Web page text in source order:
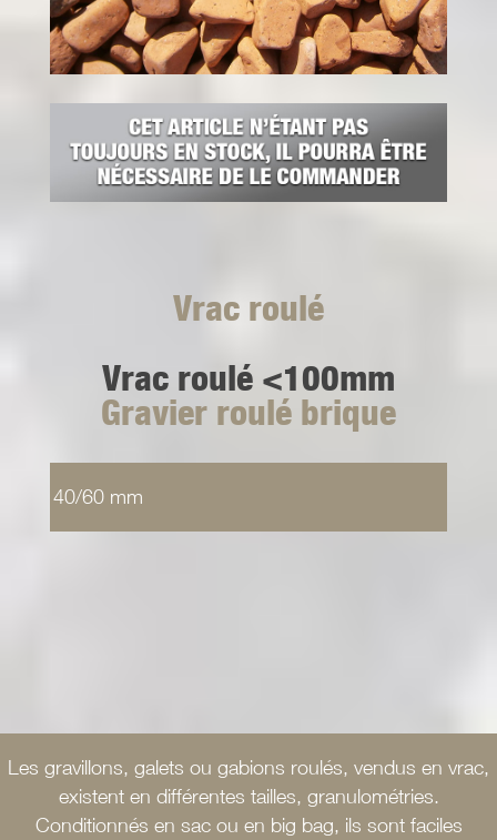
Vrac roulé
Vrac roulé <100mm
Gravier roulé brique
40/60 mm
Les gravillons, galets ou gabions roulés, vendus en vrac,
existent en différentes tailles, granulométries.
Conditionnés en sac ou en big bag, ils sont faciles